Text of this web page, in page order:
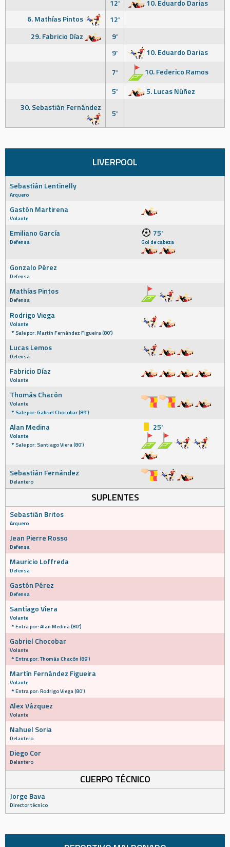
12'
10. Eduardo Darias
6. Mathías Pintos
12'
29. Fabricio Díaz
9'
9'
10. Eduardo Darias
7'
10. Federico Ramos
5'
5. Lucas Núñez
30. Sebastián Fernández
5'
LIVERPOOL
Sebastián Lentinelly
Arquero
Gastón Martirena
Volante
Emiliano García
Defensa
75'
Gol de cabeza
Gonzalo Pérez
Defensa
Mathías Pintos
Defensa
Rodrigo Viega
Volante
Sale por: Martín Fernández Figueira (80')
Lucas Lemos
Defensa
Fabricio Díaz
Volante
Thomás Chacón
Volante
Sale por: Gabriel Chocobar (89')
Alan Medina
Volante
Sale por: Santiago Viera (80')
25'
Sebastián Fernández
Delantero
SUPLENTES
Sebastián Britos
Arquero
Jean Pierre Rosso
Defensa
Mauricio Loffreda
Defensa
Gastón Pérez
Defensa
Santiago Viera
Volante
Entra por: Alan Medina (80')
Gabriel Chocobar
Volante
Entra por: Thomás Chacón (89')
Martín Fernández Figueira
Volante
Entra por: Rodrigo Viega (80')
Alex Vázquez
Volante
Nahuel Soria
Delantero
Diego Cor
Delantero
CUERPO TÉCNICO
Jorge Bava
Director técnico